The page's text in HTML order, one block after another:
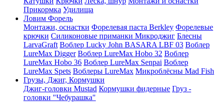
Прикормка Удилища
Ловим Форель
Монтажи, оснастки Форелевая паста Berkley Форелевые
крючки Силиконовые приманки Микроджиг Блесны
LarvaGraft Воблер Lucky John BASARA LBF 03 Воблер
LureMax Digger Воблер LureMax Hobo 32 Воблер
LureMax Hobo 36 Воблер LureMax Senpai Воблер
LureMax Spets Воблеры LureMax Микроблёсны Mad Fish
Грузы, Джиг, Кормушки
Джиг-головки Mustad Кормушки фидерные Груз -
головки "Чебурашка"